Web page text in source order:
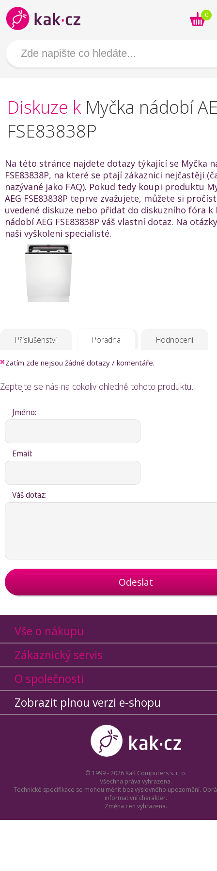
0
Diskuze k Myčka nádobí
FSE83838P
Na této stránce najdete dotazy týkající se Myčka
FSE83838P, na které se ptají zákazníci nejčastěji
nazývané jako FAQ). Pokud tedy koupi produktu
AEG FSE83838P teprve zvažujete, můžete si
uvedené diskuze nebo přidat do diskuzního fóra k
nádobí AEG FSE83838P váš vlastní dotaz. Na
naši vyškolení specialisté.
Příslušenství Poradna Hodnocení
Zatím zde nejsou žádné dotazy / komentáře.
Zeptejte se nás na cokoliv ohledně tohoto produktu.
Jméno:
Email:
Váš dotaz:
Odeslat
Vše o nákupu
Zákaznický servis
O společnosti
Zobrazit plnou verzi e-shopu
© 1999 - 2026 KaK Computers s. r. o.
Všechna práva vyhrazena.
Technické specifikace se mohou měnit bez výslovného upozornění.
informativní charakter.
Změna cen vyhrazena.